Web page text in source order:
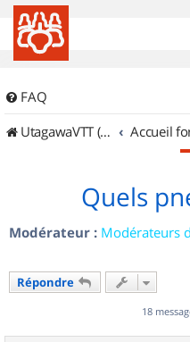
FAQ
UtagawaVTT (Randos VTT et VTTAE avec traces GPS)
Accueil
Quels
Modérateur : Modérateurs
Répondre
18